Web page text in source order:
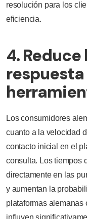
resolución para los
eficiencia.
4.
Los consumidores
cuanto a la velocidad
contacto inicial en el
consulta. Los tiempos
directamente en las
y aumentan la
plataformas alemanas